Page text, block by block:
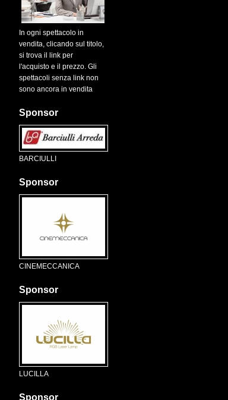
In ogni spettacolo in
vendita, clicando sul titolo,
si trova il link per
l'acquisto e il prezzo. Gli
spettacoli senza link non
sono ancora in vendita
Sponsor
BARCIULLI
Sponsor
CINEMECCANICA
Sponsor
LUCILLA
Sponsor